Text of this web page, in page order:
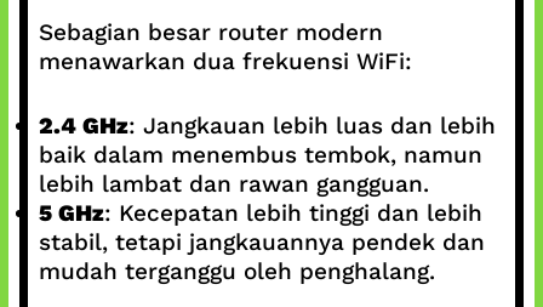
Sebagian besar router modern
menawarkan dua frekuensi WiFi:
2.4 GHz: Jangkauan lebih luas dan lebih
baik dalam menembus tembok, namun
lebih lambat dan rawan gangguan.
5 GHz: Kecepatan lebih tinggi dan lebih
stabil, tetapi jangkauannya pendek dan
mudah terganggu oleh penghalang.